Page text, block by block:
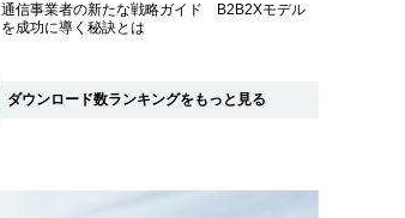
通信事業者の新たな戦略ガイド B2B2Xモデル
を成功に導く秘訣とは
ダウンロード数ランキングをもっと見る